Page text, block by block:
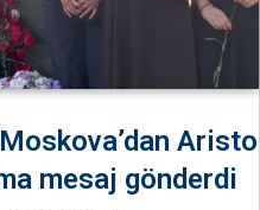
Aristo
mesaj gönderdi